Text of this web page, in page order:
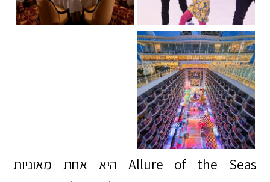
Allure of the Seas היא אחת מאוניות